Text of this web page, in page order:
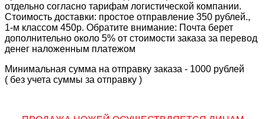
отдельно согласно тарифам логистической компании.
Стоимость доставки: простое отправление 350 рублей.,
1-м классом 450р. Обратите внимание: Почта берет
дополнительно около 5% от стоимости заказа за перевод
денег наложенным платежом
Минимальная сумма на отправку заказа - 1000 рублей
( без учета суммы за отправку )